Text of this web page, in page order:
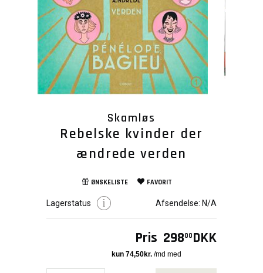
Skamløs
Rebelske kvinder der
ændrede verden
ØNSKELISTE FAVORIT
Lagerstatus Afsendelse: N/A
Pris 29800 DKK